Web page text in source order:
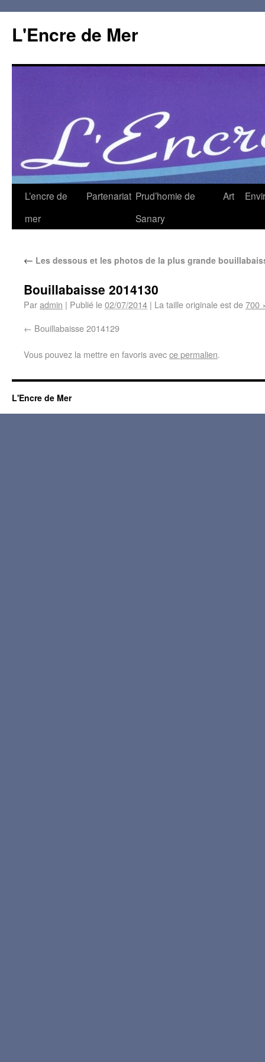
L'Encre de Mer
L’encre de
mer
Partenariat Prud’homie de
Sanary
Art
← Les dessous et les photos de la plus grande
Bouillabaisse 2014130
Paradmin | Publié le02/07/2014 | La taille originale est de700
Bouillabaisse 2014129
Vous pouvez la mettre en favoris avecce permalien.
L'Encre de Mer